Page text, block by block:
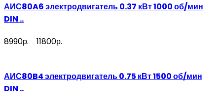
АИС80A6 электродвигатель 0.37 кВт 1000 об/мин
DIN ..
8990р. 11800р.
АИС80B4 электродвигатель 0.75 кВт 1500 об/мин
DIN ..